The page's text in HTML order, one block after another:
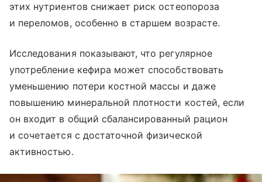
этих нутриентов снижает риск остеопороза
и переломов, особенно в старшем возрасте.
Исследования показывают, что регулярное
употребление кефира может способствовать
уменьшению потери костной массы и даже
повышению минеральной плотности костей, если
он входит в общий сбалансированный рацион
и сочетается с достаточной физической
активностью.